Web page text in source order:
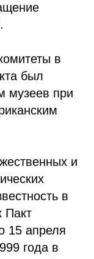
в
был
музеев при
и
в
Пакт
15 апреля
года в